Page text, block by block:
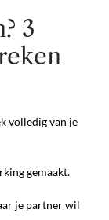
3
volledig van je
gemaakt.
je partner wil